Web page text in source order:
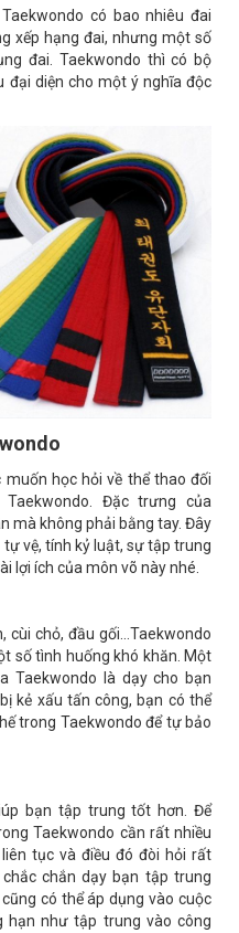
có bao nhiêu đai
xếp hạng đai, nhưng một số
đai. Taekwondo thì có bộ
đại diện cho một ý nghĩa độc
học hỏi về thể thao đối
Đặc trưng của
mà không phải bằng tay. Đây
vệ, tính kỷ luật, sự tập trung
lợi ích của môn võ này nhé.
cùi chỏ, đầu gối…Taekwondo
số tình huống khó khăn. Một
Taekwondo là dạy cho bạn
kẻ xấu tấn công, bạn có thể
trong Taekwondo để tự bảo
bạn tập trung tốt hơn. Để
Taekwondo cần rất nhiều
tục và điều đó đòi hỏi rất
chắn dạy bạn tập trung
có thể áp dụng vào cuộc
hạn như tập trung vào công